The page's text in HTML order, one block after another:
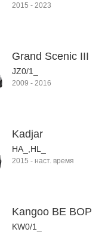
2015 - 2023
Grand Scenic III
JZ0/1_
2009 - 2016
Kadjar
HA_,HL_
2015 - наст. время
Kangoo BE BOP
KW0/1_